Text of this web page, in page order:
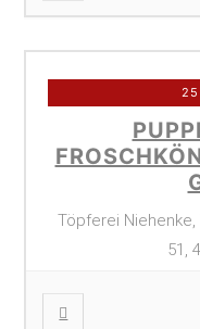
25
Töpferei
51,